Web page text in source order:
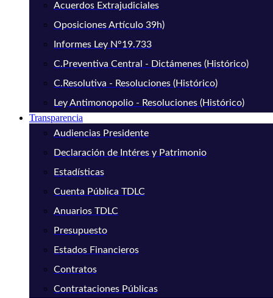
Acuerdos Extrajudiciales
Oposiciones Artículo 39h)
Informes Ley N°19.733
C.Preventiva Central - Dictámenes (Histórico)
C.Resolutiva - Resoluciones (Histórico)
Ley Antimonopolio - Resoluciones (Histórico)
Transparencia
Audiencias Presidente
Declaración de Intéres y Patrimonio
Estadísticas
Cuenta Pública TDLC
Anuarios TDLC
Presupuesto
Estados Financieros
Contratos
Contrataciones Públicas